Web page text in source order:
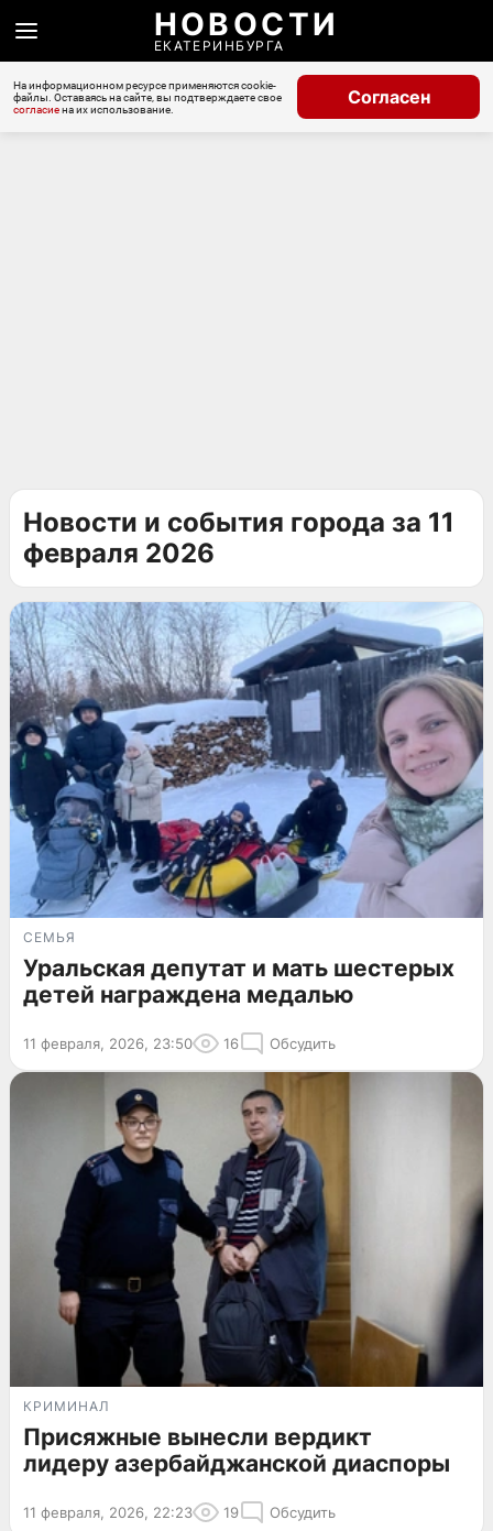
НОВОСТИ
ЕКАТЕРИНБУРГА
На информационном ресурсе применяются cookie-
файлы. Оставаясь на сайте, вы подтверждаете свое
согласиена их использование.
Согласен
Новости и события города за 11
февраля 2026
СЕМЬЯ
Уральская депутат и мать шестерых
детей награждена медалью
11 февраля, 2026, 23:50 16 Обсудить
КРИМИНАЛ
Присяжные вынесли вердикт
лидеру азербайджанской диаспоры
11 февраля, 2026, 22:23 19 Обсудить